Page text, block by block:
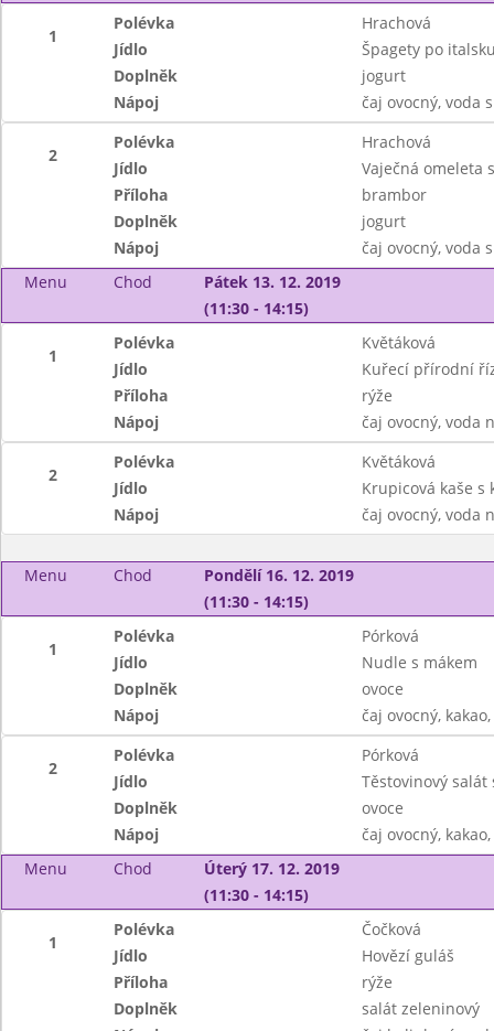
1
Polévka
Hrachová
Jídlo
Špagety po
Doplněk
jogurt
Nápoj
čaj ovocný, voda
2
Polévka
Hrachová
Jídlo
Vaječná omeleta
Příloha
brambor
Doplněk
jogurt
Nápoj
čaj ovocný, voda
Menu
Chod
Pátek 13. 12. 2019
(11:30 - 14:15)
1
Polévka
Květáková
Jídlo
Kuřecí přírodní
Příloha
rýže
Nápoj
čaj ovocný, voda
2
Polévka
Květáková
Jídlo
Krupicová kaše s
Nápoj
čaj ovocný, voda
Menu Chod
Pondělí 16. 12. 2019
(11:30 - 14:15)
1
Polévka
Pórková
Jídlo
Nudle s mákem
Doplněk
ovoce
Nápoj
čaj ovocný,
2
Polévka
Pórková
Jídlo
Těstovinový
Doplněk
ovoce
Nápoj
čaj ovocný,
Menu
Chod
Úterý 17. 12. 2019
(11:30 - 14:15)
1
Polévka
Čočková
Jídlo
Hovězí guláš
Příloha
rýže
Doplněk
salát zeleninový